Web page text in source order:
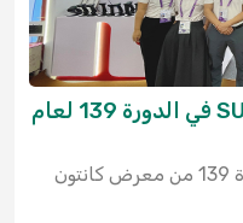
ملخص معرض كانتون: SUNLUX في الدورة 139 لعام
SUNLUX تطلق فعالياتها في الدورة 139 من معرض كانتون